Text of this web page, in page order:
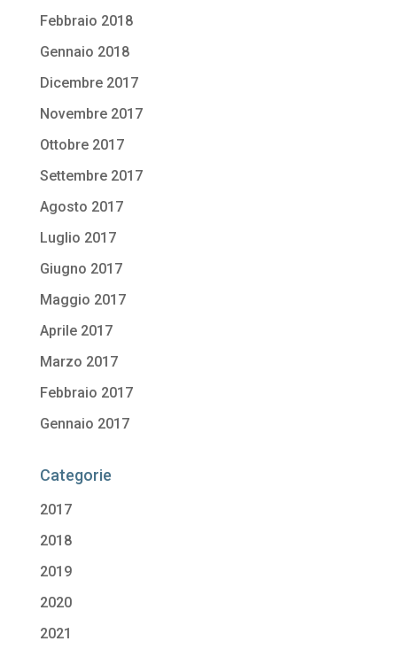
Febbraio 2018
Gennaio 2018
Dicembre 2017
Novembre 2017
Ottobre 2017
Settembre 2017
Agosto 2017
Luglio 2017
Giugno 2017
Maggio 2017
Aprile 2017
Marzo 2017
Febbraio 2017
Gennaio 2017
Categorie
2017
2018
2019
2020
2021